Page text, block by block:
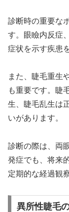
診断時の重要な
す。眼瞼内反症、
症状を示す疾患
また、睫毛重生
も重要です。睫
生、睫毛乱生は
いがあります。
診断の際は、両
発症でも、将来
定期的な経過観
異所性睫毛